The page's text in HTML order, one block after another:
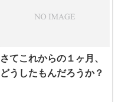
さてこれからの１ヶ月、
どうしたもんだろうか？